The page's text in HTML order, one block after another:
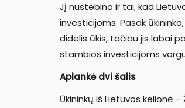
Jį nustebino ir tai, kad
investicijoms. Pasak
didelis ūkis, tačiau jis labai
stambios investicijoms
Aplankė dvi šalis
Ūkininkų iš Lietuvos kelionė